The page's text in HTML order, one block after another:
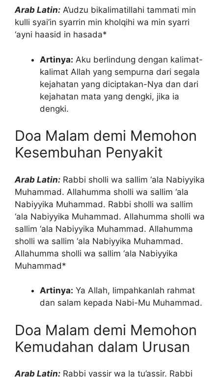
Arab Latin: A’udzu bikalimatillahi tammati min
kulli syai’in syarrin min kholqihi wa min syarri
‘ayni haasid in hasada*
Artinya: Aku berlindung dengan kalimat-
kalimat Allah yang sempurna dari segala
kejahatan yang diciptakan-Nya dan dari
kejahatan mata yang dengki, jika ia
dengki.
Doa Malam demi Memohon
Kesembuhan Penyakit
Arab Latin: Rabbi sholli wa sallim ‘ala Nabiyyika
Muhammad. Allahumma sholli wa sallim ‘ala
Nabiyyika Muhammad. Rabbi sholli wa sallim
‘ala Nabiyyika Muhammad. Allahumma sholli wa
sallim ‘ala Nabiyyika Muhammad. Allahumma
sholli wa sallim ‘ala Nabiyyika Muhammad.
Allahumma sholli wa sallim ‘ala Nabiyyika
Muhammad*
Artinya: Ya Allah, limpahkanlah rahmat
dan salam kepada Nabi-Mu Muhammad.
Doa Malam demi Memohon
Kemudahan dalam Urusan
Arab Latin: Rabbi yassir wa la tu’assir. Rabbi